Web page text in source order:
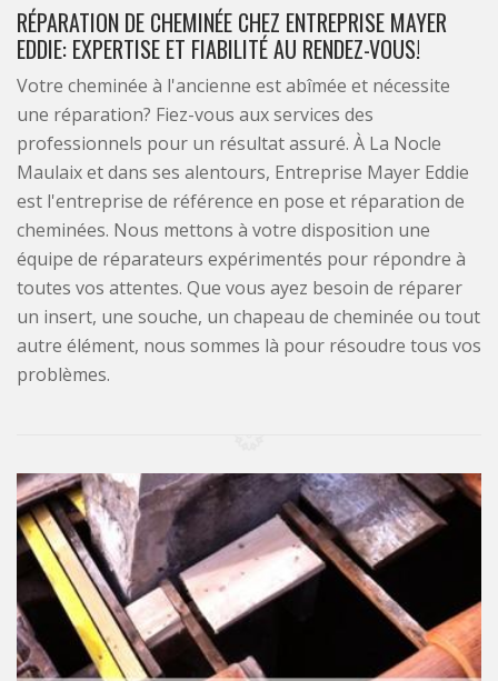
RÉPARATION DE CHEMINÉE CHEZ ENTREPRISE MAYER
EDDIE: EXPERTISE ET FIABILITÉ AU RENDEZ-VOUS!
Votre cheminée à l'ancienne est abîmée et nécessite
une réparation? Fiez-vous aux services des
professionnels pour un résultat assuré. À La Nocle
Maulaix et dans ses alentours, Entreprise Mayer Eddie
est l'entreprise de référence en pose et réparation de
cheminées. Nous mettons à votre disposition une
équipe de réparateurs expérimentés pour répondre à
toutes vos attentes. Que vous ayez besoin de réparer
un insert, une souche, un chapeau de cheminée ou tout
autre élément, nous sommes là pour résoudre tous vos
problèmes.